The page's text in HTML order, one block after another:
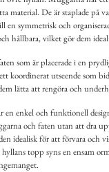
material. De är staplade på
symmetrisk och
hållbara, vilket gör dem
som är placerade i en
koordinerat utseende som
lätta att rengöra och
enkel och funktionell
och faten utan att dra
idealisk för att förvara och
topp syns en ensam